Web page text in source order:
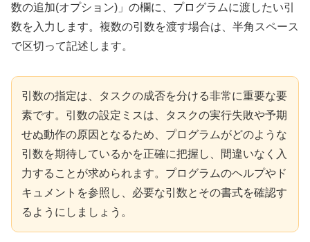
数の追加(オプション)」の欄に、プログラムに渡したい引
数を入力します。複数の引数を渡す場合は、半角スペース
で区切って記述します。
引数の指定は、タスクの成否を分ける非常に重要な要
素です。引数の設定ミスは、タスクの実行失敗や予期
せぬ動作の原因となるため、プログラムがどのような
引数を期待しているかを正確に把握し、間違いなく入
力することが求められます。プログラムのヘルプやド
キュメントを参照し、必要な引数とその書式を確認す
るようにしましょう。